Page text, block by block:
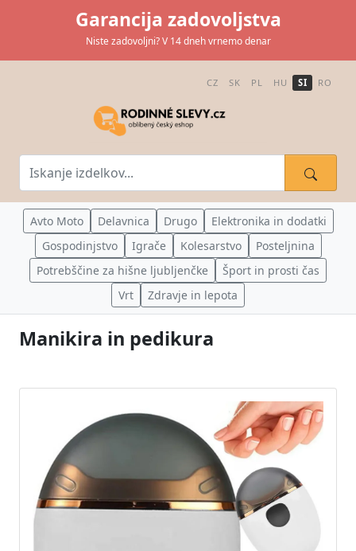
Garancija zadovoljstva
Niste zadovoljni? V 14 dneh vrnemo denar
CZ SK PL HU SI RO
Avto Moto Delavnica Drugo
Elektronika in dodatki
Gospodinjstvo
Igrače Kolesarstvo
Posteljnina
Potrebščine za hišne ljubljenčke
Šport in prosti čas
Vrt
Zdravje in lepota
Manikira in pedikura